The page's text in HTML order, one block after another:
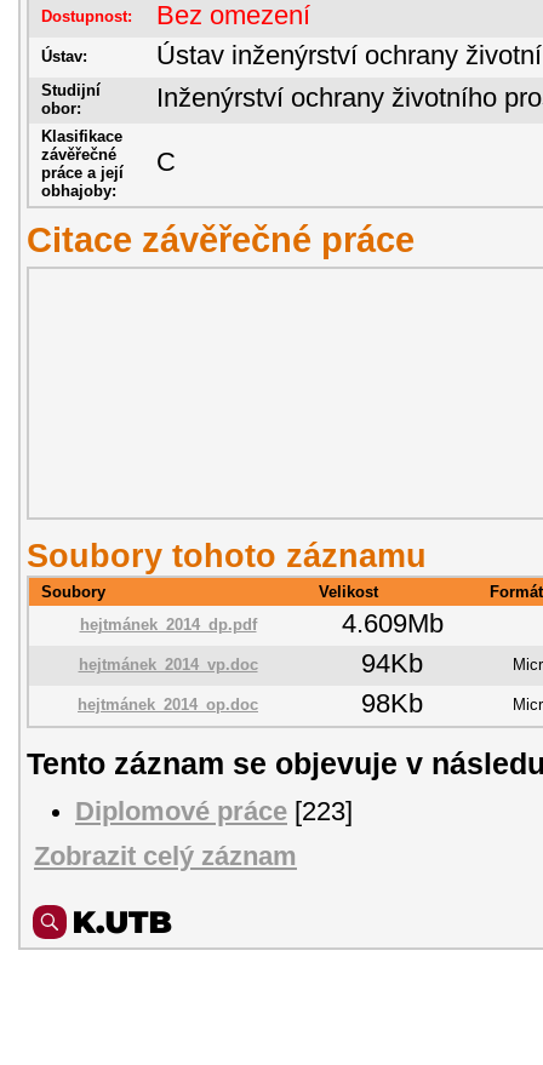
Dostupnost: Bez omezení
Ústav: Ústav inženýrství ochrany
Studijní
obor:
Inženýrství ochrany životního
Klasifikace
závěřečné
práce a její
obhajoby:
C
Citace závěřečné práce
Soubory tohoto záznamu
Soubory Velikost
Formát
hejtmánek_2014_dp.pdf
4.609Mb
hejtmánek_2014_vp.doc 94Kb
hejtmánek_2014_op.doc 98Kb
Tento záznam se objevuje v
Diplomové práce [223]
Zobrazit celý záznam